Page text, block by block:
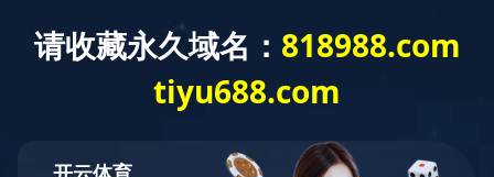
乐动网页版登录入口 Toggle